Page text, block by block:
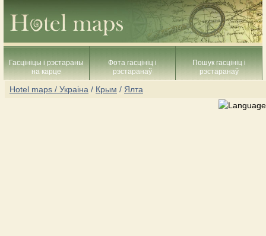
Гасцініцы і рэстараны
на карце
Фота гасцініц і
рэстаранаў
Пошук гасцініц і
рэстаранаў
Hotel maps / Украіна / Крым / Ялта